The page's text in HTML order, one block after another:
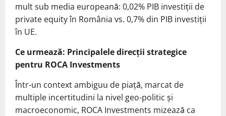
mult sub media europeană: 0,02% PIB investiții de
private equity în România vs. 0,7% din PIB investiții
în UE.
Ce urmează: Principalele direcții strategice
pentru ROCA Investments
Într-un context ambiguu de piață, marcat de
multiple incertitudini la nivel geo-politic și
macroeconomic, ROCA Investments mizează ca